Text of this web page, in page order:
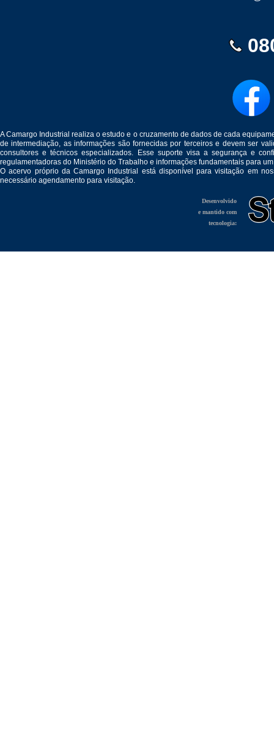
A Camargo Industrial realiza o estudo e o cruzamento de dados de cada
de intermediação, as informações são fornecidas por terceiros e devem ser
consultores e técnicos especializados. Esse suporte visa a segurança e
regulamentadoras do Ministério do Trabalho e informações fundamentais para
O acervo próprio da Camargo Industrial está disponível para visitação em
necessário agendamento para visitação.
Desenvolvido
e mantido com
tecnologia: